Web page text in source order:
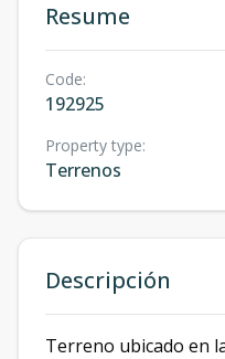
Resume
Code:
192925
Property type:
Terrenos
Descripción
Terreno ubicado en